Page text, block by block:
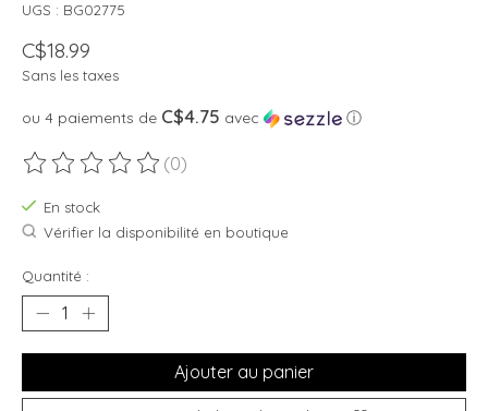
UGS : BG02775
C$18.99
Sans les taxes
ou 4 paiements de C$4.75 avec ⓘ
Ce produit est évalué à
(0)
En stock
Vérifier la disponibilité en boutique
Quantité :
Ajouter au panier